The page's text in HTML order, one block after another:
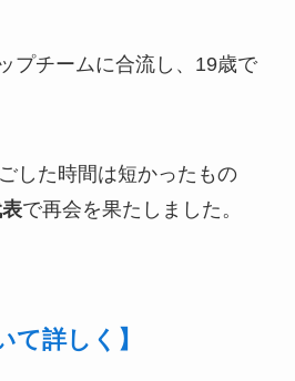
プチームに合流し、19歳で
した時間は短かったもの
で再会を果たしました。
て詳しく】